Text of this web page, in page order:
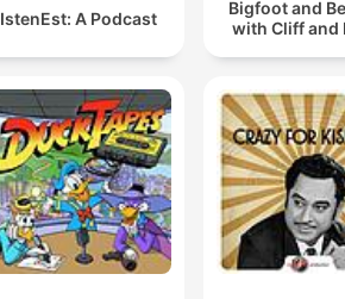
IstenEst: A Podcast
Bigfoot and
with Cliff and